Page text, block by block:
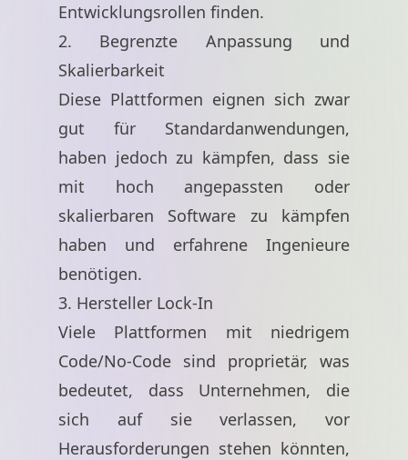
Entwicklungsrollen finden.
2. Begrenzte Anpassung und
Skalierbarkeit
Diese Plattformen eignen sich zwar
gut für Standardanwendungen,
haben jedoch zu kämpfen, dass sie
mit hoch angepassten oder
skalierbaren Software zu kämpfen
haben und erfahrene Ingenieure
benötigen.
3. Hersteller Lock-In
Viele Plattformen mit niedrigem
Code/No-Code sind proprietär, was
bedeutet, dass Unternehmen, die
sich auf sie verlassen, vor
Herausforderungen stehen könnten,